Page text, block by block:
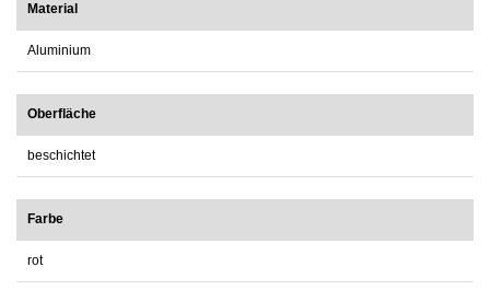
Material
Aluminium
Oberfläche
beschichtet
Farbe
rot